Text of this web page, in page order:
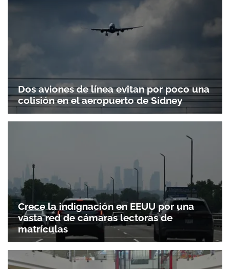
Dos aviones de línea evitan por poco una
colisión en el aeropuerto de Sídney
Crece la indignación en EEUU por una
vasta red de cámaras lectoras de
matrículas